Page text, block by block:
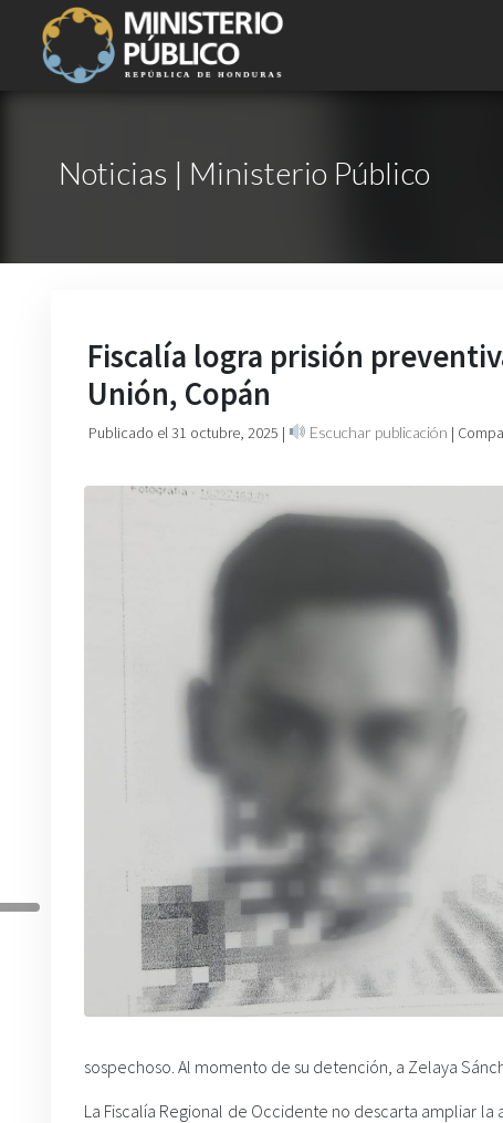
Noticias | Ministerio Público
Fiscalía logra prisión
Unión, Copán
Publicado el 31 octubre, 2025 | Escuchar publicación |
sospechoso. Al momento de su detención, a Zelaya
La Fiscalía Regional de Occidente no descarta ampliar